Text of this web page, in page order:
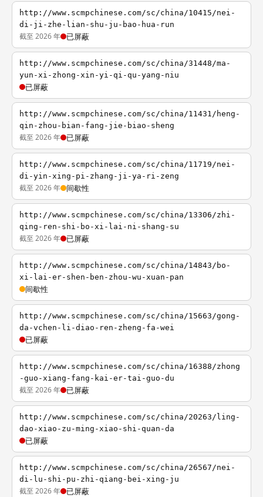
http://www.scmpchinese.com/sc/china/10415/nei-
di-ji-zhe-lian-shu-ju-bao-hua-run
截至 2026 年 已屏蔽
http://www.scmpchinese.com/sc/china/31448/ma-
yun-xi-zhong-xin-yi-qi-qu-yang-niu
已屏蔽
http://www.scmpchinese.com/sc/china/11431/heng-
qin-zhou-bian-fang-jie-biao-sheng
截至 2026 年 已屏蔽
http://www.scmpchinese.com/sc/china/11719/nei-
di-yin-xing-pi-zhang-ji-ya-ri-zeng
截至 2026 年 间歇性
http://www.scmpchinese.com/sc/china/13306/zhi-
qing-ren-shi-bo-xi-lai-ni-shang-su
截至 2026 年 已屏蔽
http://www.scmpchinese.com/sc/china/14843/bo-
xi-lai-er-shen-ben-zhou-wu-xuan-pan
间歇性
http://www.scmpchinese.com/sc/china/15663/gong-
da-vchen-li-diao-ren-zheng-fa-wei
已屏蔽
http://www.scmpchinese.com/sc/china/16388/zhong
-guo-xiang-fang-kai-er-tai-guo-du
截至 2026 年 已屏蔽
http://www.scmpchinese.com/sc/china/20263/ling-
dao-xiao-zu-ming-xiao-shi-quan-da
已屏蔽
http://www.scmpchinese.com/sc/china/26567/nei-
di-lu-shi-pu-zhi-qiang-bei-xing-ju
截至 2026 年 已屏蔽